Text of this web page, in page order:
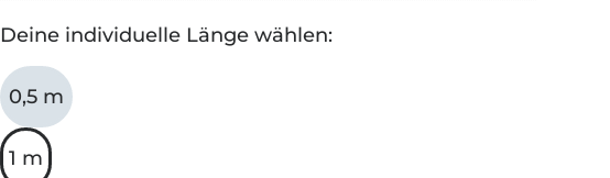
Deine individuelle Länge wählen:
0,5 m
1 m